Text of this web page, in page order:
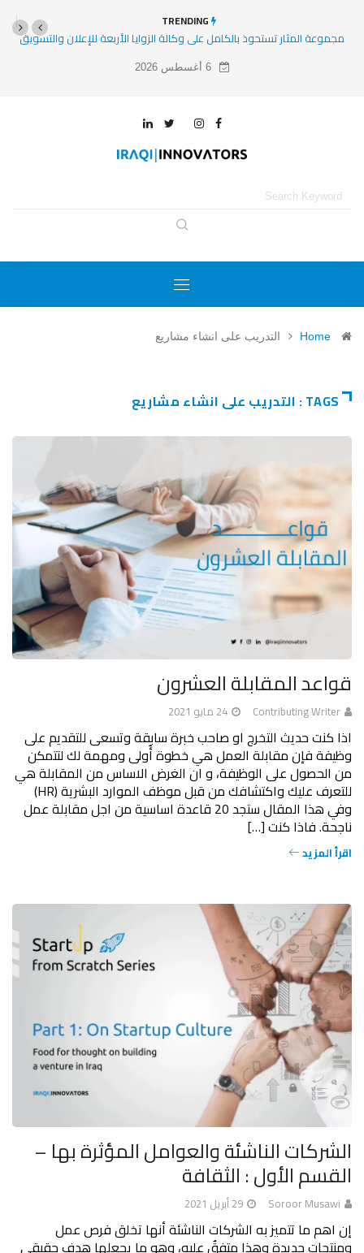
TRENDING
مجموعة المثار تستحوذ بالكامل على وكالة الزوايا الأربعة للإعلان والتسويق
Home التدريب على انشاء مشاريع
TAGS : التدريب على انشاء مشاريع
قواعد المقابلة العشرون
Contributing Writer 24 مايو 2021
اذا كنت حديث التخرج او صاحب خبرة سابقة وتسعى للتقديم على
وظيفة فإن مقابلة العمل هي خطوة أُولى ومهمة لك لتتمكن
من الحصول على الوظيفة، و ان الغرض الاساس من المقابلة هي
للتعرف عليك واكتشافك من قبل موظف الموارد البشرية (HR)
وفي هذا المقال ستجد 20 قاعدة اساسية من اجل مقابلة عمل
ناجحة. فاذا كنت […]
اقرأ المزيد
الشركات الناشئة والعوامل المؤثرة بها –
القسم الأول : الثقافة
Soroor Musawi 29 أبريل 2021
إن اهم ما تتميز به الشركات الناشئة أنها تخلق فرص عمل
ومنتجات جديدة وهذا متفقٌ عليه، وهو ما يجعلها هدف حقيقي